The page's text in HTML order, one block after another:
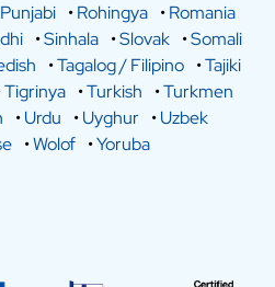
Punjabi •Rohingya •Romania
•Sinhala •Slovak •Somali
•Tagalog / Filipino •Tajiki
Tigrinya •Turkish •Turkmen
•Urdu •Uyghur •Uzbek
•Wolof •Yoruba